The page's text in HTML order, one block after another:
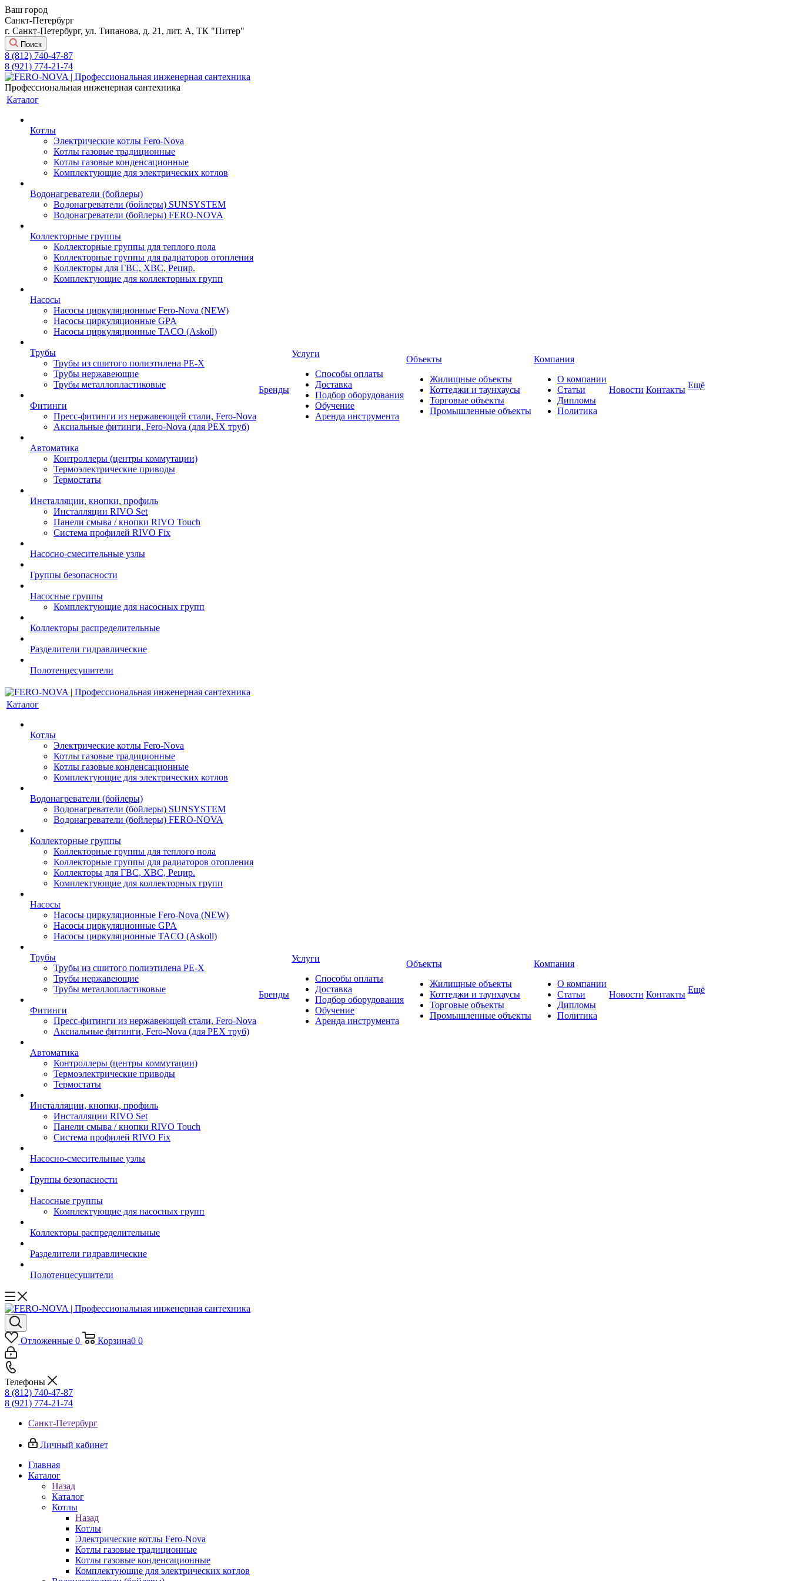
Ваш город
Санкт-Петербург
г. Санкт-Петербург, ул. Типанова, д. 21, лит. А, ТК "Питер"
Поиск
8 (812) 740-47-87
8 (921) 774-21-74
Профессиональная инженерная сантехника
Каталог
Котлы
Электрические котлы Fero-Nova
Котлы газовые традиционные
Котлы газовые конденсационные
Комплектующие для электрических котлов
Водонагреватели (бойлеры)
Водонагреватели (бойлеры) SUNSYSTEM
Водонагреватели (бойлеры) FERO-NOVA
Коллекторные группы
Коллекторные группы для теплого пола
Коллекторные группы для радиаторов отопления
Коллекторы для ГВС, ХВС, Рецир.
Комплектующие для коллекторных групп
Насосы
Насосы циркуляционные Fero-Nova (NEW)
Насосы циркуляционные GPA
Насосы циркуляционные TACO (Askoll)
Трубы
Трубы из сшитого полиэтилена PE-X
Трубы нержавеющие
Трубы металлопластиковые
Фитинги
Пресс-фитинги из нержавеющей стали, Fero-Nova
Аксиальные фитинги, Fero-Nova (для PEX труб)
Автоматика
Контроллеры (центры коммутации)
Термоэлектрические приводы
Термостаты
Инсталляции, кнопки, профиль
Инсталляции RIVO Set
Панели смыва / кнопки RIVO Touch
Система профилей RIVO Fix
Насосно-смесительные узлы
Группы безопасности
Насосные группы
Комплектующие для насосных групп
Коллекторы распределительные
Разделители гидравлические
Полотенцесушители
Бренды
Услуги
Способы оплаты
Доставка
Подбор оборудования
Обучение
Аренда инструмента
Объекты
Жилищные объекты
Коттеджи и таунхаусы
Торговые объекты
Промышленные объекты
Компания
О компании
Статьи
Дипломы
Политика
Новости Контакты Ещё
Каталог
Котлы
Электрические котлы Fero-Nova
Котлы газовые традиционные
Котлы газовые конденсационные
Комплектующие для электрических котлов
Водонагреватели (бойлеры)
Водонагреватели (бойлеры) SUNSYSTEM
Водонагреватели (бойлеры) FERO-NOVA
Коллекторные группы
Коллекторные группы для теплого пола
Коллекторные группы для радиаторов отопления
Коллекторы для ГВС, ХВС, Рецир.
Комплектующие для коллекторных групп
Насосы
Насосы циркуляционные Fero-Nova (NEW)
Насосы циркуляционные GPA
Насосы циркуляционные TACO (Askoll)
Трубы
Трубы из сшитого полиэтилена PE-X
Трубы нержавеющие
Трубы металлопластиковые
Фитинги
Пресс-фитинги из нержавеющей стали, Fero-Nova
Аксиальные фитинги, Fero-Nova (для PEX труб)
Автоматика
Контроллеры (центры коммутации)
Термоэлектрические приводы
Термостаты
Инсталляции, кнопки, профиль
Инсталляции RIVO Set
Панели смыва / кнопки RIVO Touch
Система профилей RIVO Fix
Насосно-смесительные узлы
Группы безопасности
Насосные группы
Комплектующие для насосных групп
Коллекторы распределительные
Разделители гидравлические
Полотенцесушители
Бренды
Услуги
Способы оплаты
Доставка
Подбор оборудования
Обучение
Аренда инструмента
Объекты
Жилищные объекты
Коттеджи и таунхаусы
Торговые объекты
Промышленные объекты
Компания
О компании
Статьи
Дипломы
Политика
Новости Контакты Ещё
Отложенные 0 Корзина0 0
Телефоны
8 (812) 740-47-87
8 (921) 774-21-74
Санкт-Петербург
Личный кабинет
Главная
Каталог
Назад
Каталог
Котлы
Назад
Котлы
Электрические котлы Fero-Nova
Котлы газовые традиционные
Котлы газовые конденсационные
Комплектующие для электрических котлов